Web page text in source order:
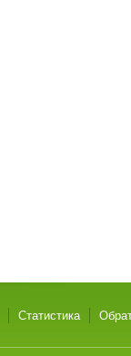
Статистика